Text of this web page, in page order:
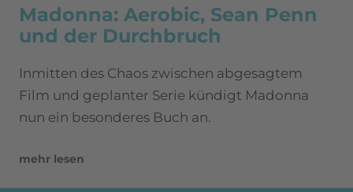
Madonna: Aerobic, Sean Penn
und der Durchbruch
Inmitten des Chaos zwischen abgesagtem
Film und geplanter Serie kündigt Madonna
nun ein besonderes Buch an.
mehr lesen